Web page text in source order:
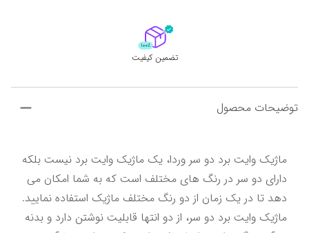
تضمین کیفیت
توضیحات محصول